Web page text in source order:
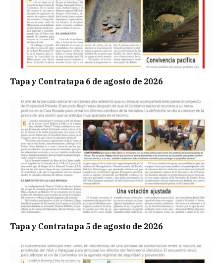
Tapa y Contratapa 6 de agosto de 2026
Tapa y Contratapa 5 de agosto de 2026